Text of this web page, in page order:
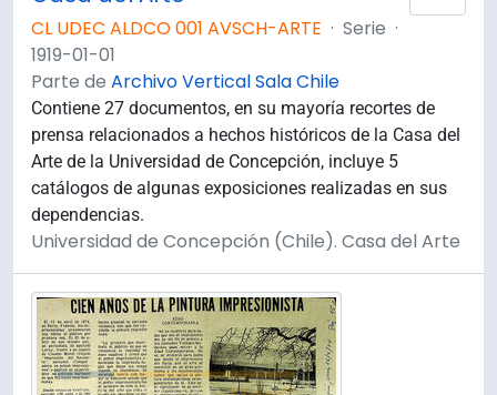
CL UDEC ALDCO 001 AVSCH-ARTE · Serie ·
1919-01-01
Parte de Archivo Vertical Sala Chile
Contiene 27 documentos, en su mayoría recortes de
prensa relacionados a hechos históricos de la Casa del
Arte de la Universidad de Concepción, incluye 5
catálogos de algunas exposiciones realizadas en sus
dependencias.
Universidad de Concepción (Chile). Casa del Arte